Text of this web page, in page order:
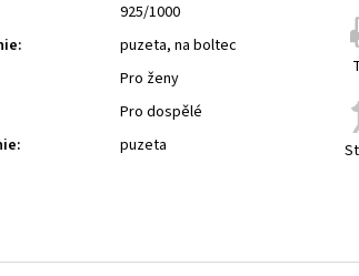
925/1000
:
puzeta, na boltec
Pro ženy
Pro dospělé
: puzeta